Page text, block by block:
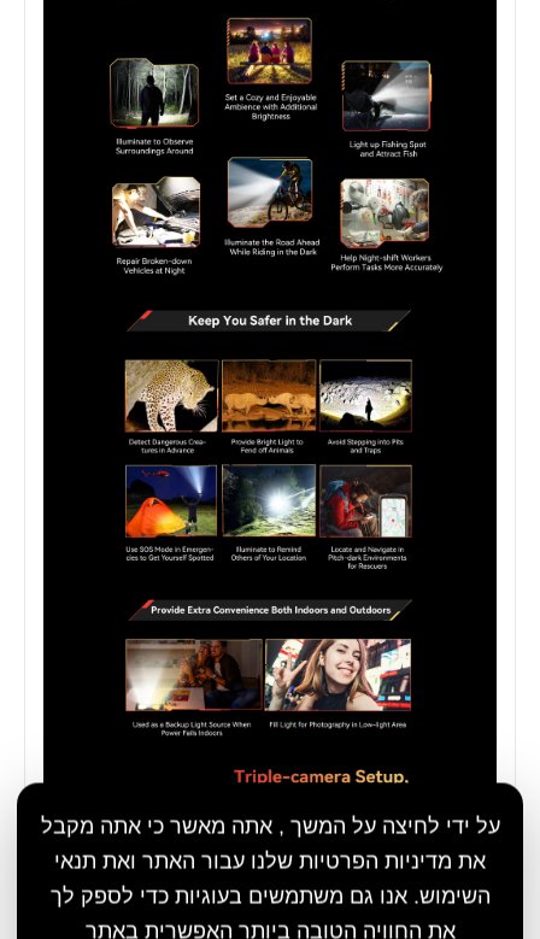
על ידי לחיצה על המשך , אתה מאשר כי אתה מקבל
את מדיניות הפרטיות שלנו עבור האתר ואת תנאי
השימוש. אנו גם משתמשים בעוגיות כדי לספק לך
את החוויה הטובה ביותר האפשרית באתר